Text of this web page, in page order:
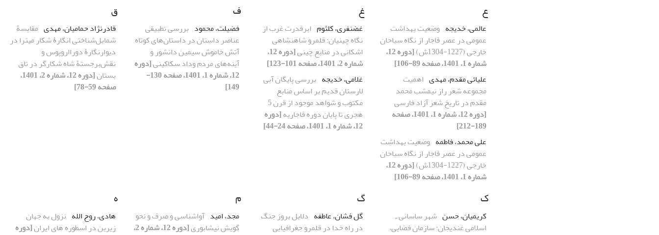
ع
عالمی، خدیجه وضعیت بهداشت
عمومی در عصر قاجار از نگاه سیاحان
خارجی (1227-1304ش)
[دوره 12،
شماره 1، 1401، صفحه 89-106]
علیائی مقدم، مهدی اهمیت
مجموعه شعر راز نیمشب محمد
مقدم در تاریخ شعر آزاد فارسی
[دوره 12، شماره 1، 1401، صفحه
189-212]
علی محمد، فاطمه وضعیت بهداشت
عمومی در عصر قاجار از نگاه سیاحان
خارجی (1227-1304ش)
[دوره 12،
شماره 1، 1401، صفحه 89-106]
غ
غضنفری، کلثوم ابرقدرت غرب از
نگاه چینیان: قلمرو شاهنشاهی
اشکانی در منابع چینی
[دوره 12،
شماره 2، 1401، صفحه 101-123]
غلامی، خدیجه بررسی پایگان آبی
لارستان قدیم بر اساس منابع
مکتوب و شواهد موجود از قرن 5
هجری تا پایان دوره قاجاریه[دوره
12، شماره 1، 1401، صفحه 24-44]
ف
فضیلت، محمود بررسی تطبیقی
عناصر داستان در داستان‌های کوتاه
آتش خاموش سیمین دانشور و
آینه‌های مردم وداد سکاکینی[دوره
12، شماره 1، 1401، صفحه 130-
149]
ق
قادرنژاد حمامیان، مهدی مقایسۀ
شمایل‌شناختی انگارۀ شکار میترا در
دیوارنگارۀ دورااروپوس و
نقش‌برجستۀ شاه شکارگر در تاق
بستان
[دوره 12، شماره 2، 1401،
صفحه 59-78]
ک
کریمیان، حسن شهر ساسانی ـ
اسلامی غندیجان: سازمان فضایی،
گ
گل فشان، عاطفه دلایل بروز جنگ
در راه خدا در قلمرو جغرافیایی
م
مجد، امید آواشناسی و صرف و نحو
گویش نیشابوری
[دوره 12، شماره 2،
ه
هادی، روح الله نزول به جهان
زیرین در اسطوره های ایران[دوره